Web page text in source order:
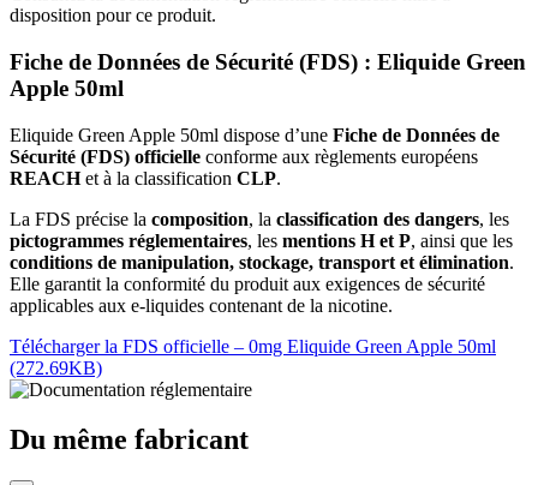
disposition pour ce produit.
Fiche de Données de Sécurité (FDS) : Eliquide Green
Apple 50ml
Eliquide Green Apple 50ml dispose d’une Fiche de Données de
Sécurité (FDS) officielle conforme aux règlements européens
REACHet à la classification CLP.
La FDS précise la composition, la classification des dangers, les
pictogrammes réglementaires, les mentions H et P, ainsi que les
conditions de manipulation, stockage, transport et élimination.
Elle garantit la conformité du produit aux exigences de sécurité
applicables aux e-liquides contenant de la nicotine.
Télécharger la FDS officielle – 0mg Eliquide Green Apple 50ml
(272.69KB)
Du même fabricant